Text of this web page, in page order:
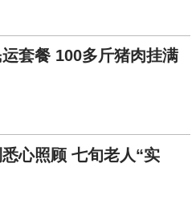
套餐 100多斤猪肉挂满
心照顾 七旬老人“实